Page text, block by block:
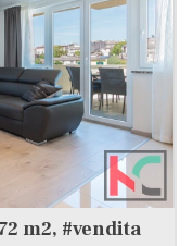
m2, #vendita